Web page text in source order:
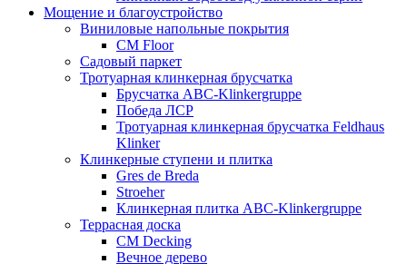
Мощение и благоустройство
Виниловые напольные покрытия
CM Floor
Садовый паркет
Тротуарная клинкерная брусчатка
Брусчатка АВС-Klinkergruppe
Победа ЛСР
Тротуарная клинкерная брусчатка Feldhaus
Klinker
Клинкерные ступени и плитка
Gres de Breda
Stroeher
Клинкерная плитка ABC-Klinkergruppe
Террасная доска
CM Decking
Вечное дерево